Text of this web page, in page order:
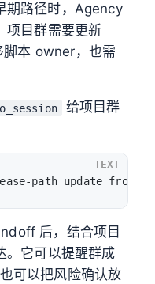
期路径时，Agency
项目群需要更新
本 owner，也需
给项目群
path update
TEXT
后，结合项目
它可以提醒群成
可以把风险确认放